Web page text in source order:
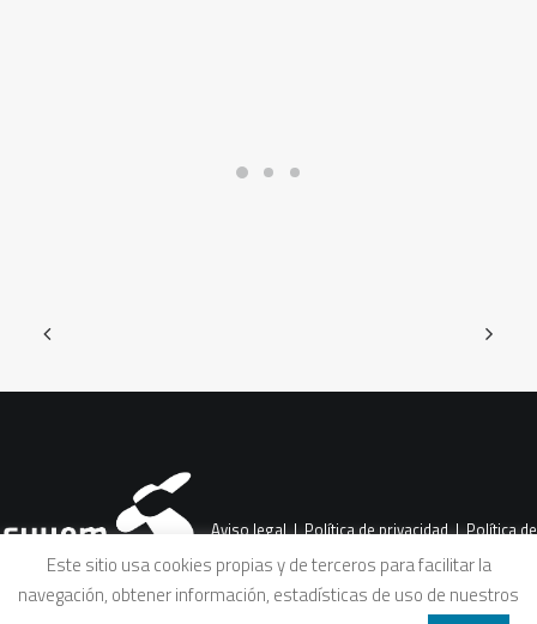
Aviso legal|Política de privacidad|Política de
Este sitio usa cookies propias y de terceros para facilitar la
navegación, obtener información, estadísticas de uso de nuestros